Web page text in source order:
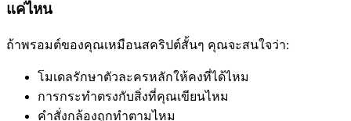
แค่ไหน
ถ้าพรอมต์ของคุณเหมือนสคริปต์สั้นๆ คุณจะสนใจว่า:
โมเดลรักษาตัวละครหลักให้คงที่ได้ไหม
การกระทำตรงกับสิ่งที่คุณเขียนไหม
คำสั่งกล้องถูกทำตามไหม